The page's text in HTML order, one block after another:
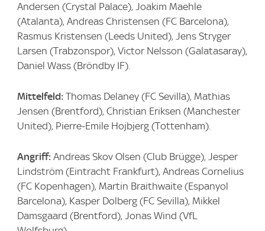
Andersen (Crystal Palace), Joakim Maehle
(Atalanta), Andreas Christensen (FC Barcelona),
Rasmus Kristensen (Leeds United), Jens Stryger
Larsen (Trabzonspor), Victor Nelsson (Galatasaray),
Daniel Wass (Bröndby IF).
Mittelfeld: Thomas Delaney (FC Sevilla), Mathias
Jensen (Brentford), Christian Eriksen (Manchester
United), Pierre-Emile Hojbjerg (Tottenham).
Angriff: Andreas Skov Olsen (Club Brügge), Jesper
Lindström (Eintracht Frankfurt), Andreas Cornelius
(FC Kopenhagen), Martin Braithwaite (Espanyol
Barcelona), Kasper Dolberg (FC Sevilla), Mikkel
Damsgaard (Brentford), Jonas Wind (VfL